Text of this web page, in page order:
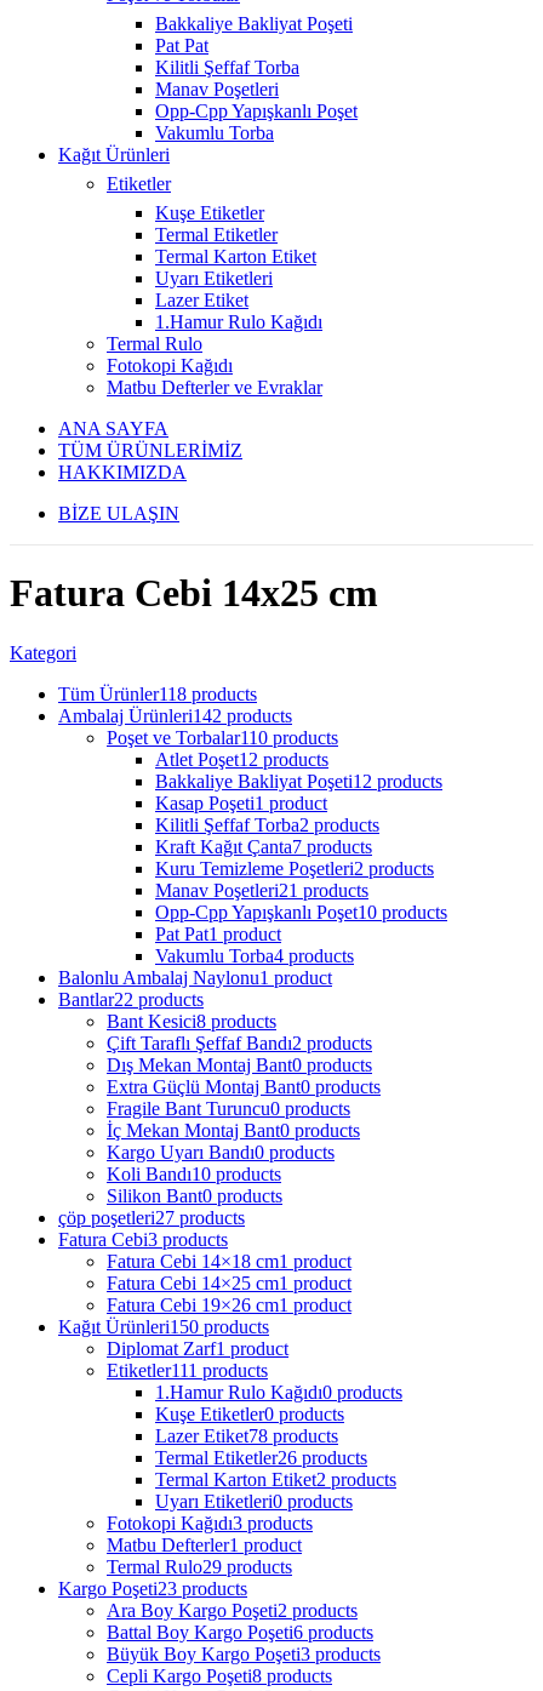
Bakkaliye Bakliyat Poşeti
Pat Pat
Kilitli Şeffaf Torba
Manav Poşetleri
Opp-Cpp Yapışkanlı Poşet
Vakumlu Torba
Kağıt Ürünleri
Etiketler
Kuşe Etiketler
Termal Etiketler
Termal Karton Etiket
Uyarı Etiketleri
Lazer Etiket
1.Hamur Rulo Kağıdı
Termal Rulo
Fotokopi Kağıdı
Matbu Defterler ve Evraklar
ANA SAYFA
TÜM ÜRÜNLERİMİZ
HAKKIMIZDA
BİZE ULAŞIN
Fatura Cebi 14x25 cm
Kategori
Tüm Ürünler118 products
Ambalaj Ürünleri142 products
Poşet ve Torbalar110 products
Atlet Poşet12 products
Bakkaliye Bakliyat Poşeti12 products
Kasap Poşeti1 product
Kilitli Şeffaf Torba2 products
Kraft Kağıt Çanta7 products
Kuru Temizleme Poşetleri2 products
Manav Poşetleri21 products
Opp-Cpp Yapışkanlı Poşet10 products
Pat Pat1 product
Vakumlu Torba4 products
Balonlu Ambalaj Naylonu1 product
Bantlar22 products
Bant Kesici8 products
Çift Taraflı Şeffaf Bandı2 products
Dış Mekan Montaj Bant0 products
Extra Güçlü Montaj Bant0 products
Fragile Bant Turuncu0 products
İç Mekan Montaj Bant0 products
Kargo Uyarı Bandı0 products
Koli Bandı10 products
Silikon Bant0 products
çöp poşetleri27 products
Fatura Cebi3 products
Fatura Cebi 14×18 cm1 product
Fatura Cebi 14×25 cm1 product
Fatura Cebi 19×26 cm1 product
Kağıt Ürünleri150 products
Diplomat Zarf1 product
Etiketler111 products
1.Hamur Rulo Kağıdı0 products
Kuşe Etiketler0 products
Lazer Etiket78 products
Termal Etiketler26 products
Termal Karton Etiket2 products
Uyarı Etiketleri0 products
Fotokopi Kağıdı3 products
Matbu Defterler1 product
Termal Rulo29 products
Kargo Poşeti23 products
Ara Boy Kargo Poşeti2 products
Battal Boy Kargo Poşeti6 products
Büyük Boy Kargo Poşeti3 products
Cepli Kargo Poşeti8 products